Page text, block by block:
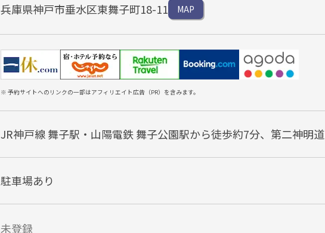
兵庫県神戸市垂水区東舞子町18-11 MAP
※ 予約サイトへのリンクの一部はアフィリエイト広告（PR）を含みます。
JR神戸線 舞子駅・山陽電鉄 舞子公園駅から徒歩約7分、第二神明
駐車場あり
未登録